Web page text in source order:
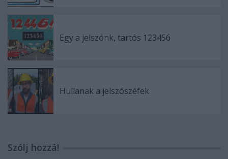
Egy a jelszónk, tartós 123456
Hullanak a jelszószéfek
Szólj hozzá!